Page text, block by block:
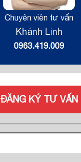
Chuyên viên tư vấn
Khánh Linh
0963.419.009
ĐĂNG KÝ TƯ VẤN